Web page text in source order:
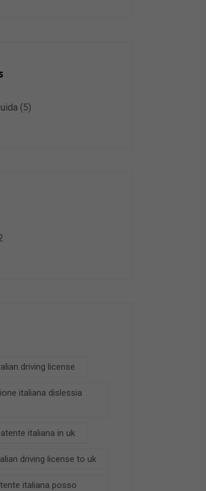
(5)
driving license
italiana dislessia
italiana in uk
driving license to uk
italiana posso